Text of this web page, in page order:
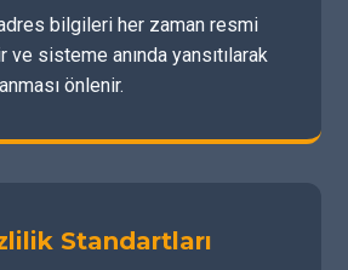
bilgileri her zaman resmi
sisteme anında yansıtılarak
önlenir.
Standartları